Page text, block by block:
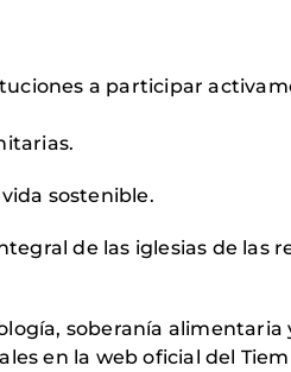
a participar
sostenible.
de las iglesias de las
soberanía alimentaria
en la web oficial del